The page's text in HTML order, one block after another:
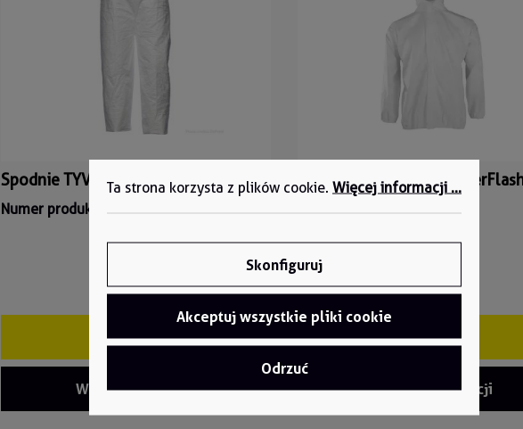
Spodnie TYVEK® 500 PT31L0 TYHO
Numer produktu:
Szybki zakup
Więcej informacji
Jednorazowa kurtka
Szybki zakup
Więcej informacji
Ta strona korzysta z plików cookie. Więcej informacji ...
Skonfiguruj
Akceptuj wszystkie pliki cookie
Odrzuć